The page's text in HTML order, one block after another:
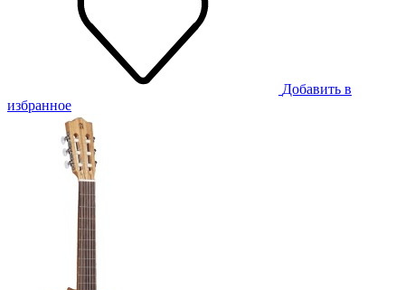
Добавить в
избранное